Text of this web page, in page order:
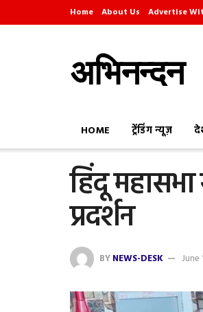
Home About Us Advertise
अभिनन्दन
HOME ट्रेंडिंग न्यूज़
हिंदू
प्रदर्शन
BYNEWS-DESK June